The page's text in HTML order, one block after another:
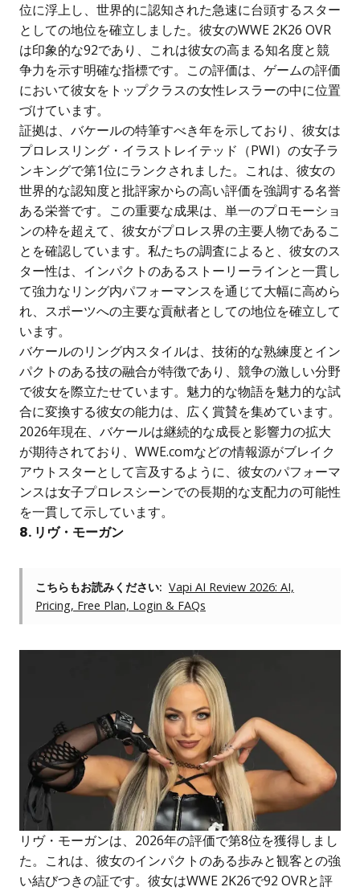
位に浮上し、世界的に認知された急速に台頭するスター
としての地位を確立しました。彼女のWWE 2K26 OVR
は印象的な92であり、これは彼女の高まる知名度と競
争力を示す明確な指標です。この評価は、ゲームの評価
において彼女をトップクラスの女性レスラーの中に位置
づけています。
証拠は、バケールの特筆すべき年を示しており、彼女は
プロレスリング・イラストレイテッド（PWI）の女子ラ
ンキングで第1位にランクされました。これは、彼女の
世界的な認知度と批評家からの高い評価を強調する名誉
ある栄誉です。この重要な成果は、単一のプロモーショ
ンの枠を超えて、彼女がプロレス界の主要人物であるこ
とを確認しています。私たちの調査によると、彼女のス
ター性は、インパクトのあるストーリーラインと一貫し
て強力なリング内パフォーマンスを通じて大幅に高めら
れ、スポーツへの主要な貢献者としての地位を確立して
います。
バケールのリング内スタイルは、技術的な熟練度とイン
パクトのある技の融合が特徴であり、競争の激しい分野
で彼女を際立たせています。魅力的な物語を魅力的な試
合に変換する彼女の能力は、広く賞賛を集めています。
2026年現在、バケールは継続的な成長と影響力の拡大
が期待されており、WWE.comなどの情報源がブレイク
アウトスターとして言及するように、彼女のパフォーマ
ンスは女子プロレスシーンでの長期的な支配力の可能性
を一貫して示しています。
8. リヴ・モーガン
こちらもお読みください: Vapi AI Review 2026: AI,
Pricing, Free Plan, Login & FAQs
リヴ・モーガンは、2026年の評価で第8位を獲得しまし
た。これは、彼女のインパクトのある歩みと観客との強
い結びつきの証です。彼女はWWE 2K26で92 OVRと評